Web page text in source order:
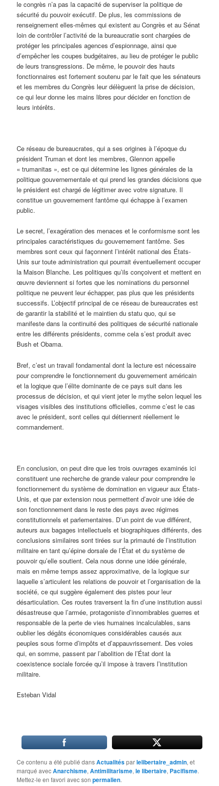
le congrès n’a pas la capacité de superviser la politique de
sécurité du pouvoir exécutif. De plus, les commissions de
renseignement elles-mêmes qui existent au Congrès et au Sénat
loin de contrôler l’activité de la bureaucratie sont chargées de
protéger les principales agences d’espionnage, ainsi que
d’empêcher les coupes budgétaires, au lieu de protéger le public
de leurs transgressions. De même, le pouvoir des hauts
fonctionnaires est fortement soutenu par le fait que les sénateurs
et les membres du Congrès leur délèguent la prise de décision,
ce qui leur donne les mains libres pour décider en fonction de
leurs intérêts.
Ce réseau de bureaucrates, qui a ses origines à l’époque du
président Truman et dont les membres, Glennon appelle
« trumanitas », est ce qui détermine les lignes générales de la
politique gouvernementale et qui prend les grandes décisions que
le président est chargé de légitimer avec votre signature. Il
constitue un gouvernement fantôme qui échappe à l’examen
public.
Le secret, l’exagération des menaces et le conformisme sont les
principales caractéristiques du gouvernement fantôme. Ses
membres sont ceux qui façonnent l’intérêt national des États-
Unis sur toute administration qui pourrait éventuellement occuper
la Maison Blanche. Les politiques qu’ils conçoivent et mettent en
œuvre deviennent si fortes que les nominations du personnel
politique ne peuvent leur échapper, pas plus que les présidents
successifs. L’objectif principal de ce réseau de bureaucrates est
de garantir la stabilité et le maintien du statu quo, qui se
manifeste dans la continuité des politiques de sécurité nationale
entre les différents présidents, comme cela s’est produit avec
Bush et Obama.
Bref, c’est un travail fondamental dont la lecture est nécessaire
pour comprendre le fonctionnement du gouvernement américain
et la logique que l’élite dominante de ce pays suit dans les
processus de décision, et qui vient jeter le mythe selon lequel les
visages visibles des institutions officielles, comme c’est le cas
avec le président, sont celles qui détiennent réellement le
commandement.
En conclusion, on peut dire que les trois ouvrages examinés ici
constituent une recherche de grande valeur pour comprendre le
fonctionnement du système de domination en vigueur aux États-
Unis, et que par extension nous permettent d’avoir une idée de
son fonctionnement dans le reste des pays avec régimes
constitutionnels et parlementaires. D’un point de vue différent,
auteurs aux bagages intellectuels et biographiques différents, des
conclusions similaires sont tirées sur la primauté de l’institution
militaire en tant qu’épine dorsale de l’État et du système de
pouvoir qu’elle soutient. Cela nous donne une idée générale,
mais en même temps assez approximative, de la logique sur
laquelle s’articulent les relations de pouvoir et l’organisation de la
société, ce qui suggère également des pistes pour leur
désarticulation. Ces routes traversent la fin d’une institution aussi
désastreuse que l’armée, protagoniste d’innombrables guerres et
responsable de la perte de vies humaines incalculables, sans
oublier les dégâts économiques considérables causés aux
peuples sous forme d’impôts et d’appauvrissement. Des voies
qui, en somme, passent par l’abolition de l’État dont la
coexistence sociale forcée qu’il impose à travers l’institution
militaire.
Esteban Vidal
Ce contenu a été publié dansActualitésparlelibertaire_admin, et
marqué avecAnarchisme,Antimilitarisme,le libertaire, Pacifisme.
Mettez-le en favori avec sonpermalien.